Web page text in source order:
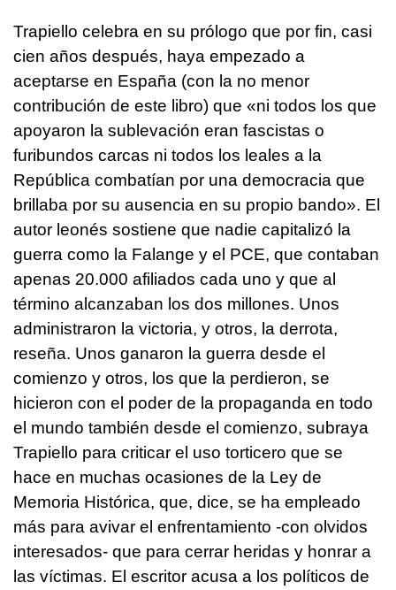
Trapiello celebra en su prólogo que por fin, casi
cien años después, haya empezado a
aceptarse en España (con la no menor
contribución de este libro) que «ni todos los que
apoyaron la sublevación eran fascistas o
furibundos carcas ni todos los leales a la
República combatían por una democracia que
brillaba por su ausencia en su propio bando». El
autor leonés sostiene que nadie capitalizó la
guerra como la Falange y el PCE, que contaban
apenas 20.000 afiliados cada uno y que al
término alcanzaban los dos millones. Unos
administraron la victoria, y otros, la derrota,
reseña. Unos ganaron la guerra desde el
comienzo y otros, los que la perdieron, se
hicieron con el poder de la propaganda en todo
el mundo también desde el comienzo, subraya
Trapiello para criticar el uso torticero que se
hace en muchas ocasiones de la Ley de
Memoria Histórica, que, dice, se ha empleado
más para avivar el enfrentamiento -con olvidos
interesados- que para cerrar heridas y honrar a
las víctimas. El escritor acusa a los políticos de